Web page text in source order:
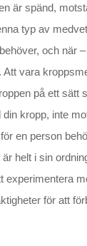
är spänd,
typ av
och när
vara
på ett sätt
kropp, inte
en person
helt i sin
experimentera
för att